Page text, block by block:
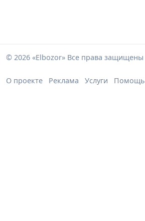
© 2026 «Elbozor» Все права защищены
О проекте Реклама Услуги Помощь